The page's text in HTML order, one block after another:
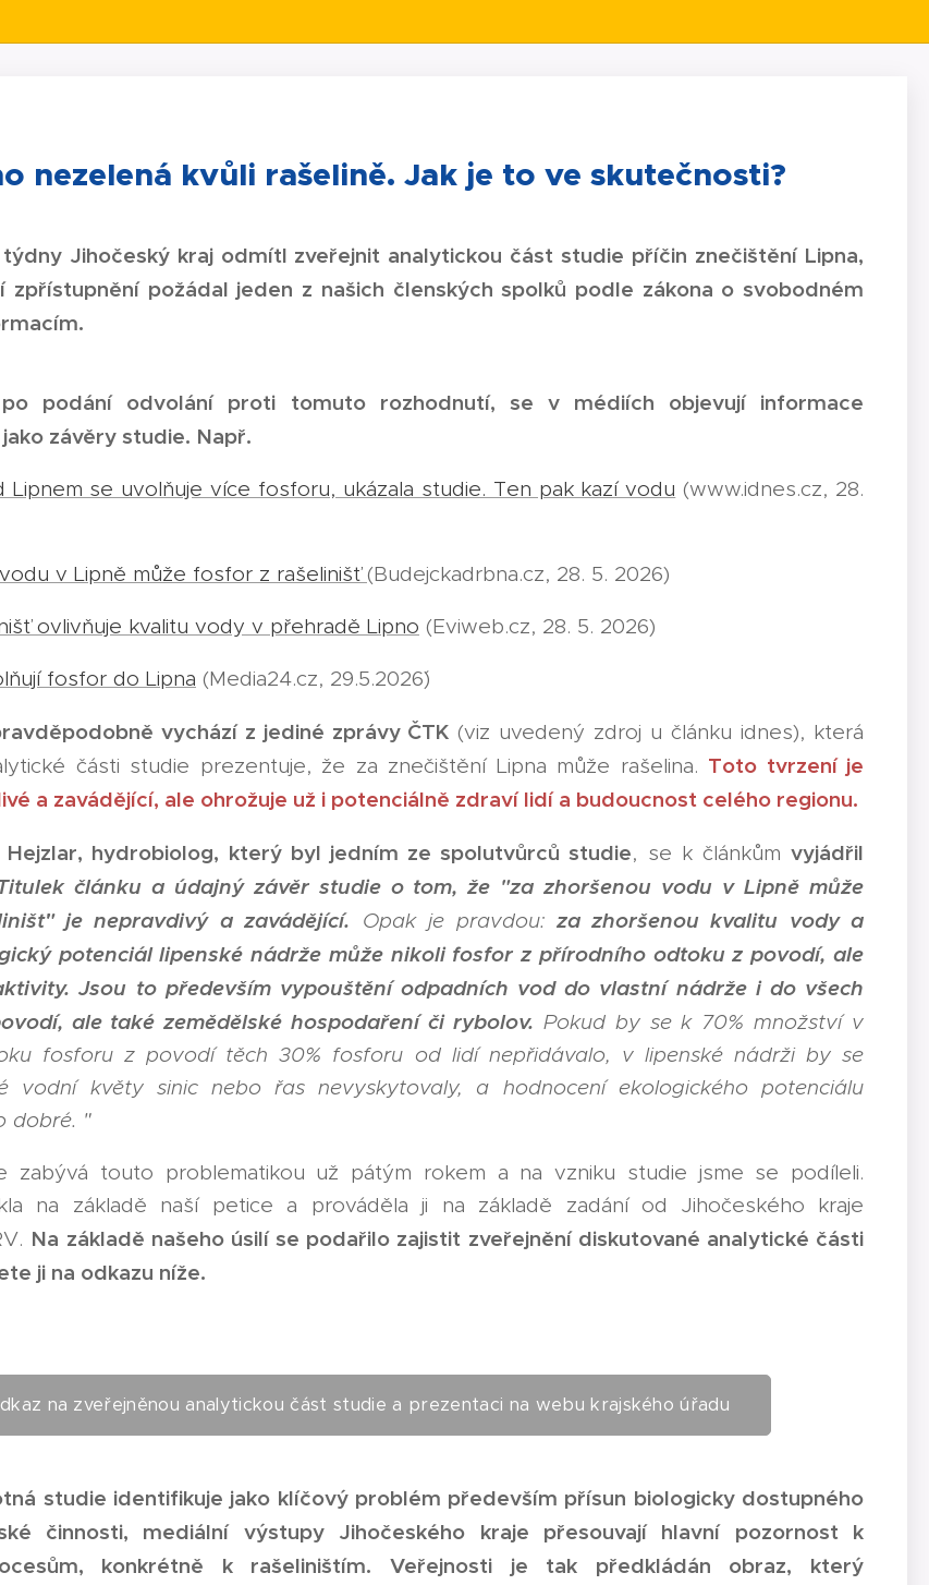
nezelená kvůli rašelině. Jak je to ve skutečnosti?
Jihočeský kraj odmítl zveřejnit analytickou část studie příčin znečištění Lipna,
zpřístupnění požádal jeden z našich členských spolků podle zákona o svobodném
podání odvolání proti tomuto rozhodnutí, se v médiích objevují informace
závěry studie. Např.
Lipnem se uvolňuje více fosforu, ukázala studie. Ten pak kazí vodu (www.idnes.cz, 28.
v Lipně může fosfor z rašelinišť (Budejckadrbna.cz, 28. 5. 2026)
ovlivňuje kvalitu vody v přehradě Lipno (Eviweb.cz, 28. 5. 2026)
fosfor do Lipna (Media24.cz, 29.5.2026´)
vychází z jediné zprávy ČTK (viz uvedený zdroj u článku idnes), která
části studie prezentuje, že za znečištění Lipna může rašelina. Toto tvrzení je
a zavádějící, ale ohrožuje už i potenciálně zdraví lidí a budoucnost celého regionu.
hydrobiolog, který byl jedním ze spolutvůrců studie, se k článkůmvyjádřil
článku a údajný závěr studie o tom, že "za zhoršenou vodu v Lipně může
je nepravdivý a zavádějící. Opak je pravdou: za zhoršenou kvalitu vody a
potenciál lipenské nádrže může nikoli fosfor z přírodního odtoku z povodí, ale
Jsou to především vypouštění odpadních vod do vlastní nádrže i do všech
ale také zemědělské hospodaření či rybolov. Pokud by se k 70% množství v
fosforu z povodí těch 30% fosforu od lidí nepřidávalo, v lipenské nádrži by se
vodní květy sinic nebo řas nevyskytovaly, a hodnocení ekologického potenciálu
dobré. "
zabývá touto problematikou už pátým rokem a na vzniku studie jsme se podíleli.
na základě naší petice a prováděla ji na základě zadání od Jihočeského kraje
Na základě našeho úsilí se podařilo zajistit zveřejnění diskutované analytické části
ji na odkazu níže.
na zveřejněnou analytickou část studie a prezentaci na webu krajského úřadu
studie identifikuje jako klíčový problém především přísun biologicky dostupného
činnosti, mediální výstupy Jihočeského kraje přesouvají hlavní pozornost k
konkrétně k rašeliništím. Veřejnosti je tak předkládán obraz, který